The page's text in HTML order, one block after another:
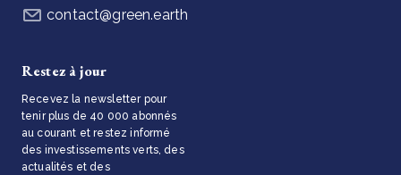
contact@green.earth
Restez à jour
Recevez la newsletter pour
tenir plus de 40 000 abonnés
au courant et restez informé
des investissements verts, des
actualités et des